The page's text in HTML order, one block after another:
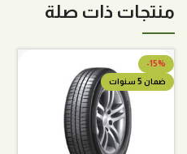
منتجات ذات صلة
-15%
ضمان 5 سنوات